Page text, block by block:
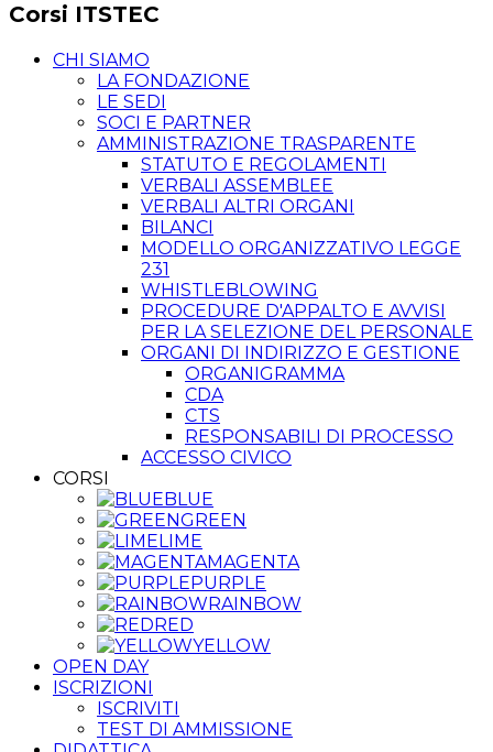
Corsi ITSTEC
CHI SIAMO
LA FONDAZIONE
LE SEDI
SOCI E PARTNER
AMMINISTRAZIONE TRASPARENTE
STATUTO E REGOLAMENTI
VERBALI ASSEMBLEE
VERBALI ALTRI ORGANI
BILANCI
MODELLO ORGANIZZATIVO LEGGE
231
WHISTLEBLOWING
PROCEDURE D'APPALTO E AVVISI
PER LA SELEZIONE DEL PERSONALE
ORGANI DI INDIRIZZO E GESTIONE
ORGANIGRAMMA
CDA
CTS
RESPONSABILI DI PROCESSO
ACCESSO CIVICO
CORSI
BLUE
GREEN
LIME
MAGENTA
PURPLE
RAINBOW
RED
YELLOW
OPEN DAY
ISCRIZIONI
ISCRIVITI
TEST DI AMMISSIONE